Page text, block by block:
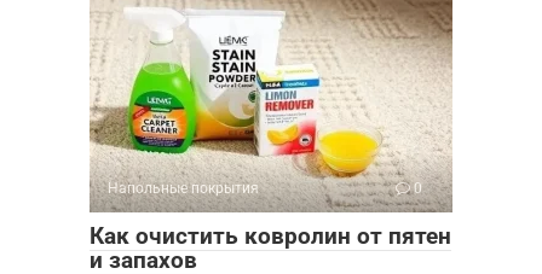
Напольные покрытия 0
Как очистить ковролин от пятен
и запахов